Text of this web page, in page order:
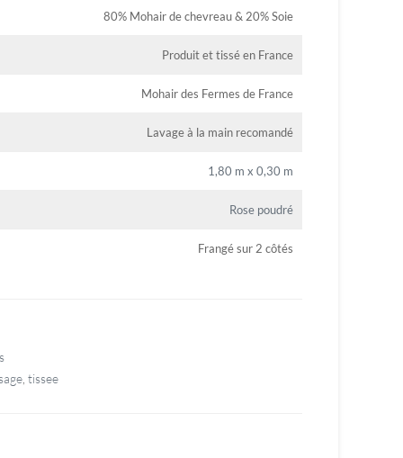
80% Mohair de chevreau & 20% Soie
Produit et tissé en France
Mohair des Fermes de France
Lavage à la main recomandé
1,80 m x 0,30 m
Rose poudré
Frangé sur 2 côtés
tissee